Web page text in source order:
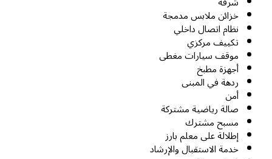
خزائن ملابس مدمجة
نظام اتصال داخلي
تكييف مركزي
موقف سيارات مغطى
أجهزة مطبخ
ردهة في المبنى
أمن
صالة رياضية مشتركة
مسبح مشترك
إطلالة على معلم بارز
خدمة الاستقبال والإرشاد